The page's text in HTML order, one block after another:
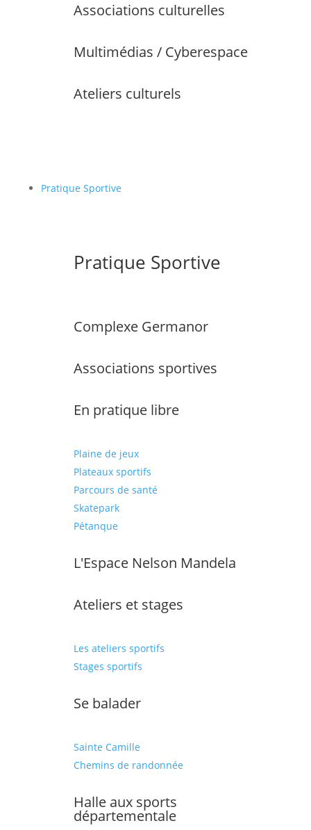
Associations culturelles
Multimédias / Cyberespace
Ateliers culturels
Pratique Sportive
Pratique Sportive
Complexe Germanor
Associations sportives
En pratique libre
Plaine de jeux
Plateaux sportifs
Parcours de santé
Skatepark
Pétanque
L'Espace Nelson Mandela
Ateliers et stages
Les ateliers sportifs
Stages sportifs
Se balader
Sainte Camille
Chemins de randonnée
Halle aux sports
départementale